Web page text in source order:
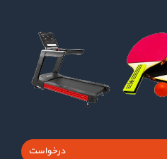
درخواست